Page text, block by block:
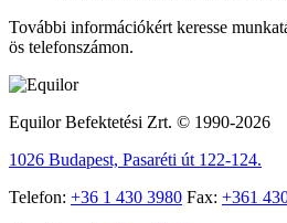
További információkért keresse
ös telefonszámon.
Equilor Befektetési Zrt. © 1990-2026
1026 Budapest, Pasaréti út 122-124.
Telefon: +36 1 430 3980 Fax: +361